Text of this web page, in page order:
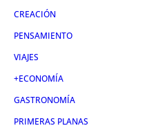
CREACIÓN
PENSAMIENTO
VIAJES
+ECONOMÍA
GASTRONOMÍA
PRIMERAS PLANAS